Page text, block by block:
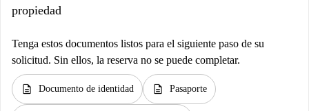
propiedad
Tenga estos documentos listos para el siguiente paso de su
solicitud. Sin ellos, la reserva no se puede completar.
description Documento de identidad description Pasaporte